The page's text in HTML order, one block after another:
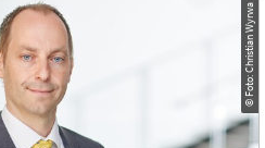
© Foto: Christian Wyrwa